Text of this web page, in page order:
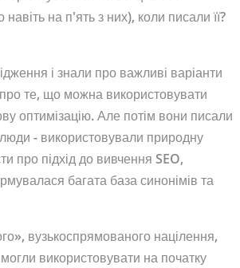
на п'ять з них), коли писали її?
і знали про важливі варіанти
те, що можна використовувати
оптимізацію. Але потім вони писали
- використовували природну
про підхід до вивчення SEO,
багата база синонімів та
вузькоспрямованого націлення,
використовувати на початку